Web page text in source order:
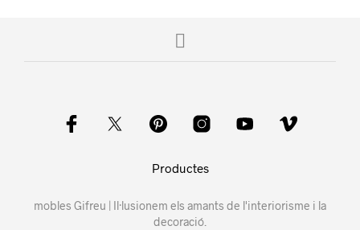
Productes
mobles Gifreu | Il·lusionem els amants de l'interiorisme i la
decoració.